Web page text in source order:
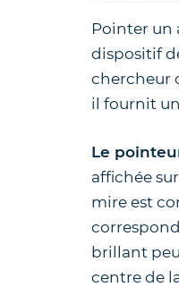
Pointer un
dispositif
chercheur
il fournit
Le
affichée
mire est
brillant
centre de